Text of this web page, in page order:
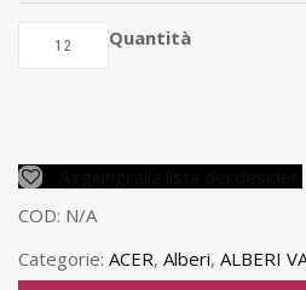
Quantità
COD: N/A
Categorie: ACER, Alberi, ALBERI